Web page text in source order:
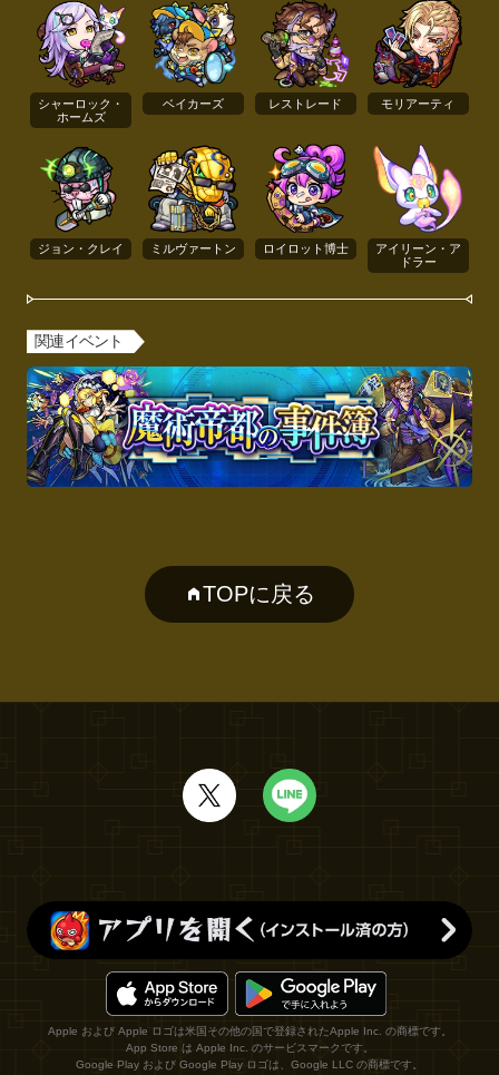
シャーロック・
ホームズ
ベイカーズ レストレード モリアーティ
ジョン・クレイ ミルヴァートン ロイロット博士
アイリーン・ア
ドラー
関連イベント
TOPに戻る
Apple および Apple ロゴは米国その他の国で登録されたApple Inc. の商標です。
App Store は Apple Inc. のサービスマークです。
Google Play および Google Play ロゴは、Google LLC の商標です。